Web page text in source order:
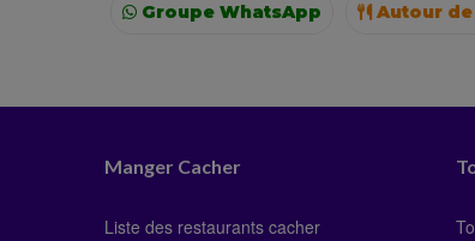
Groupe WhatsApp Autour
Manger Cacher
Liste des restaurants cacher